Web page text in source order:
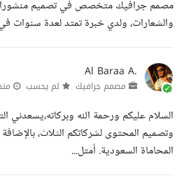
مصمم جرافيك متخصص في تصميم
والشعارات، ولدي خبرة تمتد لعدة سنوات
Al Baraa A.
مصمم جرافيك لم يحسب
السلام عليكم ورحمة الله وبركاته،يسعدني
وتصميم المحتوى لشركاتكم الثلاث،
المحاماة السعودية. أمتل...